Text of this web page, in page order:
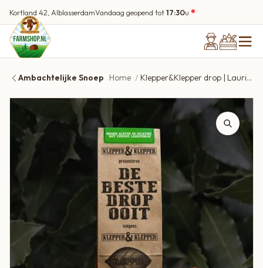
Kortland 42, AlblasserdamVandaag geopend tot17:30u
Ambachtelijke Snoep Home Klepper&Klepper drop | Laurier (de beste drop ooit!)